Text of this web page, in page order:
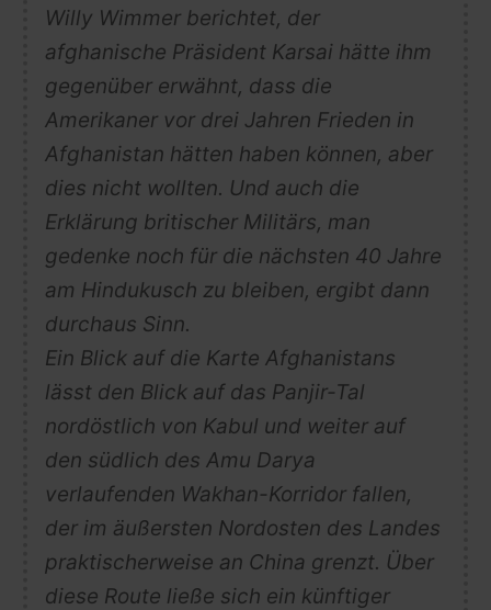
Willy Wimmer berichtet, der
afghanische Präsident Karsai hätte ihm
gegenüber erwähnt, dass die
Amerikaner vor drei Jahren Frieden in
Afghanistan hätten haben können, aber
dies nicht wollten. Und auch die
Erklärung britischer Militärs, man
gedenke noch für die nächsten 40 Jahre
am Hindukusch zu bleiben, ergibt dann
durchaus Sinn.
Ein Blick auf die Karte Afghanistans
lässt den Blick auf das Panjir-Tal
nordöstlich von Kabul und weiter auf
den südlich des Amu Darya
verlaufenden Wakhan-Korridor fallen,
der im äußersten Nordosten des Landes
praktischerweise an China grenzt. Über
diese Route ließe sich ein künftiger